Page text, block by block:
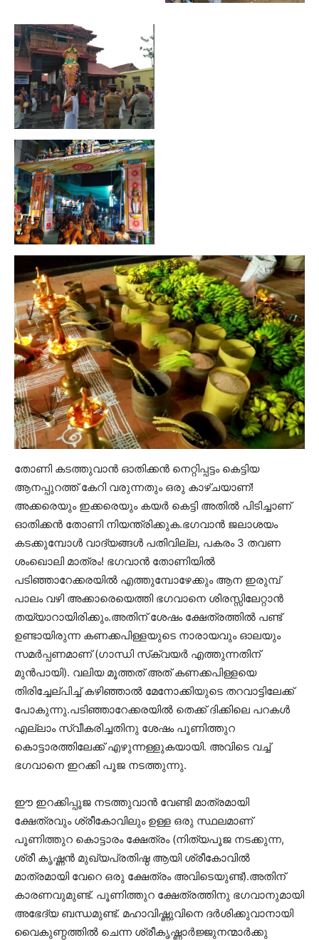
തോണി കടത്തുവാൻ ഓതിക്കൻ നെറ്റിപ്പട്ടം കെട്ടിയ
ആനപ്പുറത്ത് കേറി വരുന്നതും ഒരു കാഴ്ചയാണ്!
അക്കരെയും ഇക്കരെയും കയർ കെട്ടി അതിൽ പിടിച്ചാണ്
ഓതിക്കൻ തോണി നിയന്ത്രിക്കുക.ഭഗവാൻ ജലാശയം
കടക്കുമ്പോൾ വാദ്യങ്ങൾ പതിവില്ല, പകരം 3 തവണ
ശംഖൊലി മാത്രം! ഭഗവാൻ തോണിയിൽ
പടിഞ്ഞാറേക്കരയിൽ എത്തുമ്പോഴേക്കും ആന ഇരുമ്പ്
പാലം വഴി അക്കാരെയെത്തി ഭഗവാനെ ശിരസ്സിലേറ്റാൻ
തയ്യാറായിരിക്കും.അതിന് ശേഷം ക്ഷേത്രത്തിൽ പണ്ട്
ഉണ്ടായിരുന്ന കണക്കപിള്ളയുടെ നാരായവും ഓലയും
സമർപ്പണമാണ് (ഗാന്ധി സ്‌ക്വയർ എത്തുന്നതിന്
മുൻപായി). വലിയ മൂത്തത് അത് കണക്കപിള്ളയെ
തിരിച്ചേല്പിച്ച് കഴിഞ്ഞാൽ മേനോക്കിയുടെ തറവാട്ടിലേക്ക്
പോകുന്നു.പടിഞ്ഞാറേക്കരയിൽ തെക്ക് ദിക്കിലെ പറകൾ
എല്ലാം സ്വീകരിച്ചതിനു ശേഷം പൂണിത്തുറ
കൊട്ടാരത്തിലേക്ക് എഴുന്നള്ളുകയായി. അവിടെ വച്ച്
ഭഗവാനെ ഇറക്കി പൂജ നടത്തുന്നു.
ഈ ഇറക്കിപ്പൂജ നടത്തുവാൻ വേണ്ടി മാത്രമായി
ക്ഷേത്രവും ശ്രീകോവിലും ഉള്ള ഒരു സ്ഥലമാണ്
പൂണിത്തുറ കൊട്ടാരം ക്ഷേത്രം (നിത്യപൂജ നടക്കുന്ന,
ശ്രീ കൃഷ്ണൻ മുഖ്യപ്രതിഷ്ഠ ആയി ശ്രീകോവിൽ
മാത്രമായി വേറെ ഒരു ക്ഷേത്രം അവിടെയുണ്ട്).അതിന്
കാരണവുമുണ്ട്. പൂണിത്തുറ ക്ഷേത്രത്തിനു ഭഗവാനുമായി
അഭേദ്യ ബന്ധമുണ്ട്. മഹാവിഷ്ണുവിനെ ദർശിക്കുവാനായി
വൈകുണ്ഠത്തിൽ ചെന്ന ശ്രീകൃഷ്ണാർജ്ജുനന്മാർക്കു